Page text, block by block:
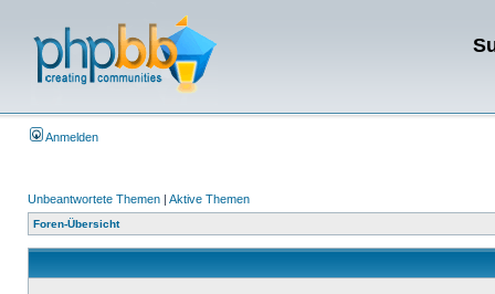
Anmelden
Unbeantwortete Themen | Aktive Themen
Foren-Übersicht